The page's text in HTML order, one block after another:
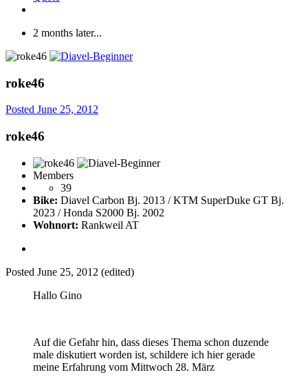
2 months later...
roke46
Posted June 25, 2012
roke46
Members
39
Bike: Diavel Carbon Bj. 2013 / KTM SuperDuke GT Bj.
2023 / Honda S2000 Bj. 2002
Wohnort: Rankweil AT
Posted June 25, 2012 (edited)
Hallo Gino
Auf die Gefahr hin, dass dieses Thema schon duzende
male diskutiert worden ist, schildere ich hier gerade
meine Erfahrung vom Mittwoch 28. März